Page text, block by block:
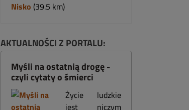
Nisko (39.5 km)
AKTUALNOŚCI Z PORTALU:
Myśli na ostatnią drogę -
czyli cytaty o śmierci
Życie ludzkie
jest niczym